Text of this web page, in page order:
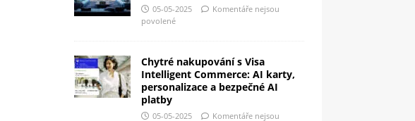
05-05-2025
Komentáře nejsou
povolené
Chytré nakupování s Visa
Intelligent Commerce: AI karty,
personalizace a bezpečné AI
platby
05-05-2025 Komentáře nejsou